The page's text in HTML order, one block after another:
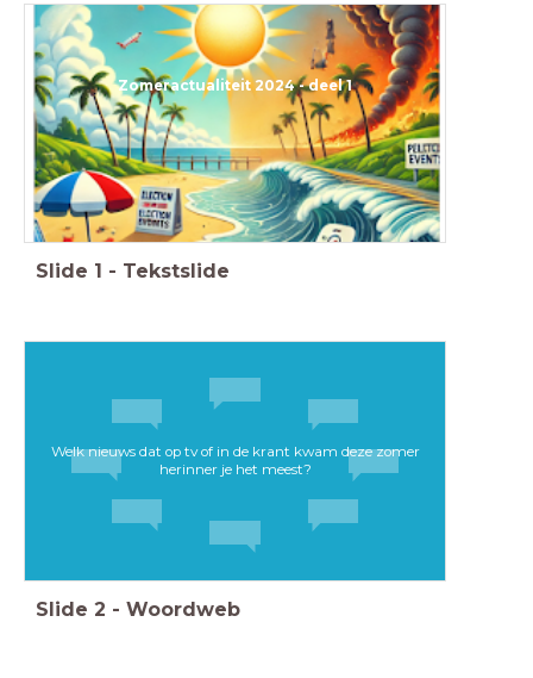
Zomeractualiteit 2024 - deel 1
Slide 1 - Tekstslide
Welk nieuws dat op tv of in de krant kwam deze zomer
herinner je het meest?
Slide 2 - Woordweb